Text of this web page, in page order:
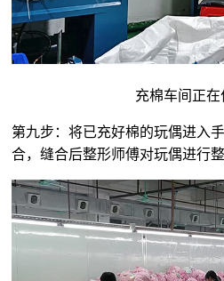
充棉车间正在
第九步：将已充好棉的玩偶进入
合，缝合后整形师傅对玩偶进行整